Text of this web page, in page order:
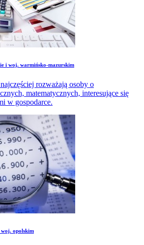
i woj. warmińsko-mazurskim
rozważają osoby o
matematycznych, interesujące się
w gospodarce.
woj. opolskim